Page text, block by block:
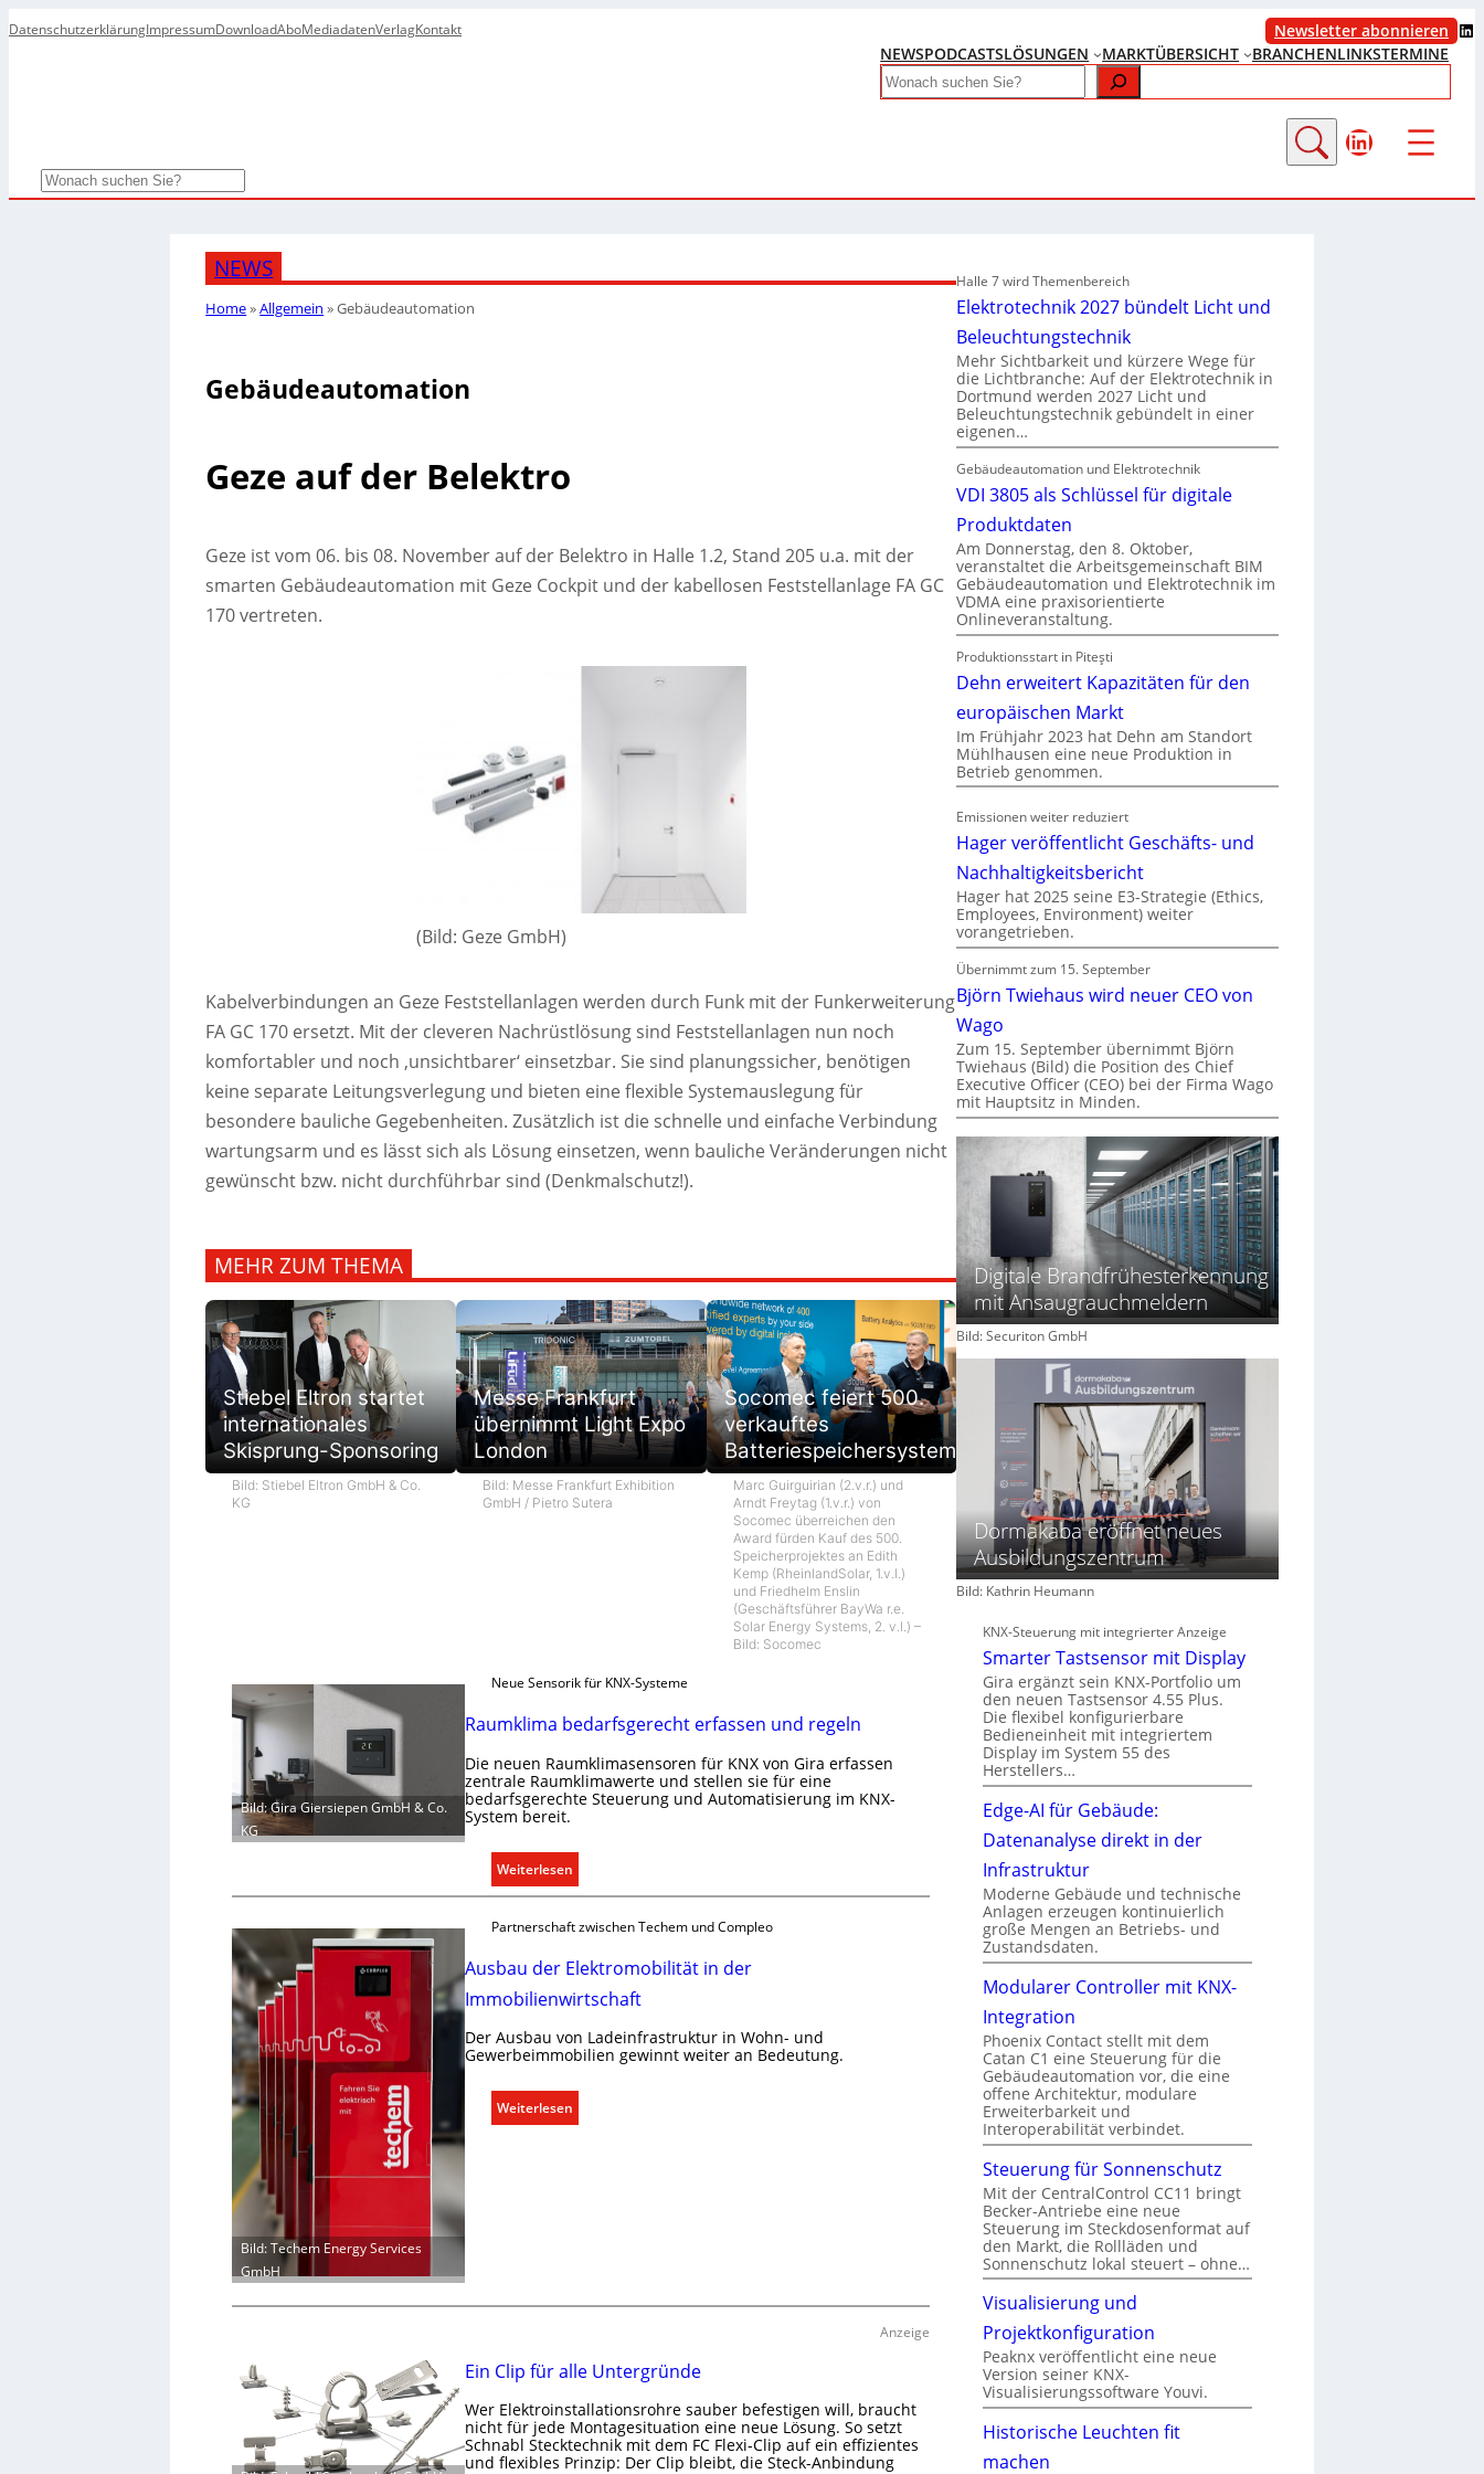
DatenschutzerklärungImpressumDownloadAboMediadatenVerlagKontakt Newsletter abonnieren LinkedIn
NEWSPODCASTSLÖSUNGEN MARKTÜBERSICHT BRANCHENLINKSTERMINE
Search
LinkedIn
Search
NEWS
Home»Allgemein »Gebäudeautomation
Gebäudeautomation
Geze auf der Belektro
Geze ist vom 06. bis 08. November auf der Belektro in Halle 1.2, Stand 205 u.a. mit der
smarten Gebäudeautomation mit Geze Cockpit und der kabellosen Feststellanlage FA GC
170 vertreten.
(Bild: Geze GmbH)
Kabelverbindungen an Geze Feststellanlagen werden durch Funk mit der Funkerweiterung
FA GC 170 ersetzt. Mit der cleveren Nachrüstlösung sind Feststellanlagen nun noch
komfortabler und noch ‚unsichtbarer‘ einsetzbar. Sie sind planungssicher, benötigen
keine separate Leitungsverlegung und bieten eine flexible Systemauslegung für
besondere bauliche Gegebenheiten. Zusätzlich ist die schnelle und einfache Verbindung
wartungsarm und es lässt sich als Lösung einsetzen, wenn bauliche Veränderungen nicht
gewünscht bzw. nicht durchführbar sind (Denkmalschutz!).
MEHR ZUM THEMA
Stiebel Eltron startet
internationales
Skisprung-Sponsoring
Bild: Stiebel Eltron GmbH & Co.
KG
Messe Frankfurt
übernimmt Light Expo
London
Bild: Messe Frankfurt Exhibition
GmbH / Pietro Sutera
Socomec feiert 500.
verkauftes
Batteriespeichersystem
Marc Guirguirian (2.v.r.) und
Arndt Freytag (1.v.r.) von
Socomec überreichen den
Award fürden Kauf des 500.
Speicherprojektes an Edith
Kemp (RheinlandSolar, 1.v.l.)
und Friedhelm Enslin
(Geschäftsführer BayWa r.e.
Solar Energy Systems, 2. v.l.) –
Bild: Socomec
Bild: Gira Giersiepen GmbH & Co.
KG
Neue Sensorik für KNX-Systeme
Raumklima bedarfsgerecht erfassen und regeln
Die neuen Raumklimasensoren für KNX von Gira erfassen
zentrale Raumklimawerte und stellen sie für eine
bedarfsgerechte Steuerung und Automatisierung im KNX-
System bereit.
Weiterlesen:
R
u
m
l
i
m
e
r
h
t
e
r
Bild: Techem Energy Services
GmbH
Partnerschaft zwischen Techem und Compleo
Ausbau der Elektromobilität in der
Immobilienwirtschaft
Der Ausbau von Ladeinfrastruktur in Wohn- und
Gewerbeimmobilien gewinnt weiter an Bedeutung.
Weiterlesen:
A
l
k
t
r
Anzeige
Ein Clip für alle Untergründe
Wer Elektroinstallationsrohre sauber befestigen will, braucht
nicht für jede Montagesituation eine neue Lösung. So setzt
Schnabl Stecktechnik mit dem FC Flexi-Clip auf ein effizientes
und flexibles Prinzip: Der Clip bleibt, die Steck-Anbindung
Halle 7 wird Themenbereich
Elektrotechnik 2027 bündelt Licht und
Beleuchtungstechnik
Mehr Sichtbarkeit und kürzere Wege für
die Lichtbranche: Auf der Elektrotechnik in
Dortmund werden 2027 Licht und
Beleuchtungstechnik gebündelt in einer
eigenen…
Gebäudeautomation und Elektrotechnik
VDI 3805 als Schlüssel für digitale
Produktdaten
Am Donnerstag, den 8. Oktober,
veranstaltet die Arbeitsgemeinschaft BIM
Gebäudeautomation und Elektrotechnik im
VDMA eine praxisorientierte
Onlineveranstaltung.
Produktionsstart in Piteşti
Dehn erweitert Kapazitäten für den
europäischen Markt
Im Frühjahr 2023 hat Dehn am Standort
Mühlhausen eine neue Produktion in
Betrieb genommen.
Emissionen weiter reduziert
Hager veröffentlicht Geschäfts- und
Nachhaltigkeitsbericht
Hager hat 2025 seine E3-Strategie (Ethics,
Employees, Environment) weiter
vorangetrieben.
Übernimmt zum 15. September
Björn Twiehaus wird neuer CEO von
Wago
Zum 15. September übernimmt Björn
Twiehaus (Bild) die Position des Chief
Executive Officer (CEO) bei der Firma Wago
mit Hauptsitz in Minden.
Digitale Brandfrühesterkennung
mit Ansaugrauchmeldern
Bild: Securiton GmbH
Dormakaba eröffnet neues
Ausbildungszentrum
Bild: Kathrin Heumann
KNX-Steuerung mit integrierter Anzeige
Smarter Tastsensor mit Display
Gira ergänzt sein KNX-Portfolio um
den neuen Tastsensor 4.55 Plus.
Die flexibel konfigurierbare
Bedieneinheit mit integriertem
Display im System 55 des
Herstellers…
Edge-AI für Gebäude:
Datenanalyse direkt in der
Infrastruktur
Moderne Gebäude und technische
Anlagen erzeugen kontinuierlich
große Mengen an Betriebs- und
Zustandsdaten.
Modularer Controller mit KNX-
Integration
Phoenix Contact stellt mit dem
Catan C1 eine Steuerung für die
Gebäudeautomation vor, die eine
offene Architektur, modulare
Erweiterbarkeit und
Interoperabilität verbindet.
Steuerung für Sonnenschutz
Mit der CentralControl CC11 bringt
Becker-Antriebe eine neue
Steuerung im Steckdosenformat auf
den Markt, die Rollläden und
Sonnenschutz lokal steuert – ohne…
Visualisierung und
Projektkonfiguration
Peaknx veröffentlicht eine neue
Version seiner KNX-
Visualisierungssoftware Youvi.
Historische Leuchten fit
machen